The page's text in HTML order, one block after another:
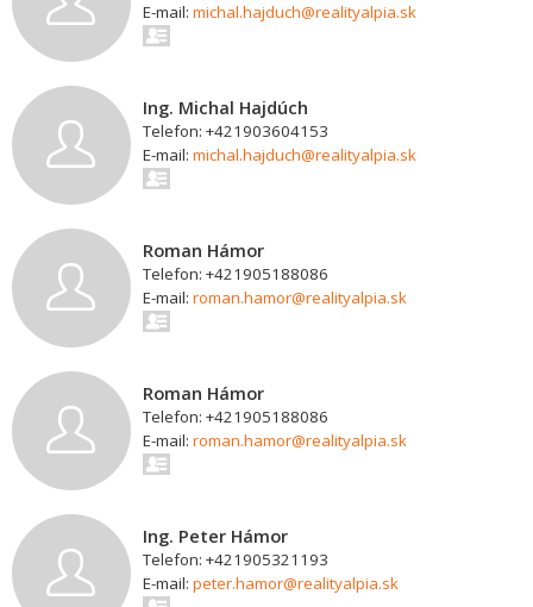
E-mail: michal.hajduch@realityalpia.sk
Ing. Michal Hajdúch
Telefon: +421903604153
E-mail: michal.hajduch@realityalpia.sk
Roman Hámor
Telefon: +421905188086
E-mail: roman.hamor@realityalpia.sk
Roman Hámor
Telefon: +421905188086
E-mail: roman.hamor@realityalpia.sk
Ing. Peter Hámor
Telefon: +421905321193
E-mail: peter.hamor@realityalpia.sk